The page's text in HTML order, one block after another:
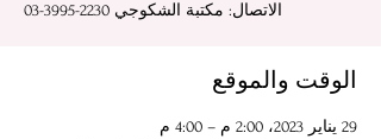
الاتصال: مكتبة الشكوجي 2230-3995-03
الوقت والموقع
29 يناير 2023، 2:00 م – 4:00 م